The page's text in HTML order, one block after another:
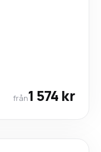
från1 574 kr